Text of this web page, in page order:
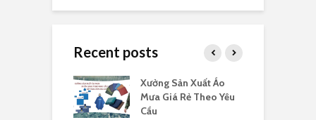
Recent posts
Xưởng Sản Xuất Áo
Mưa Giá Rẻ Theo Yêu
Cầu